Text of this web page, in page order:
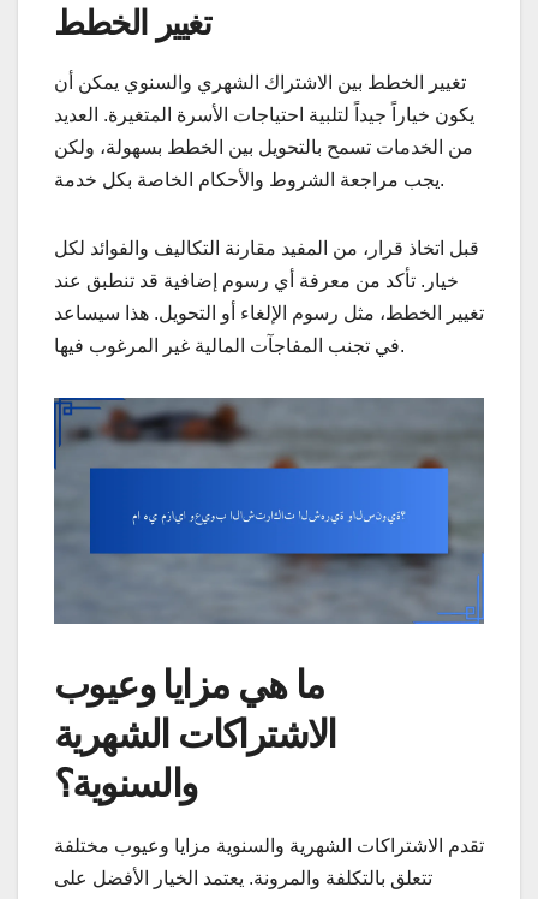
تغيير الخطط
تغيير الخطط بين الاشتراك الشهري والسنوي يمكن أن
يكون خياراً جيداً لتلبية احتياجات الأسرة المتغيرة. العديد
من الخدمات تسمح بالتحويل بين الخطط بسهولة، ولكن
يجب مراجعة الشروط والأحكام الخاصة بكل خدمة.
قبل اتخاذ قرار، من المفيد مقارنة التكاليف والفوائد لكل
خيار. تأكد من معرفة أي رسوم إضافية قد تنطبق عند
تغيير الخطط، مثل رسوم الإلغاء أو التحويل. هذا سيساعد
في تجنب المفاجآت المالية غير المرغوب فيها.
ما هي مزايا وعيوب
الاشتراكات الشهرية
والسنوية؟
تقدم الاشتراكات الشهرية والسنوية مزايا وعيوب مختلفة
تتعلق بالتكلفة والمرونة. يعتمد الخيار الأفضل على